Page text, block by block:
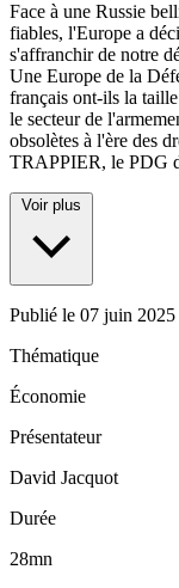
Face à une Russie
fiables, l'Europe a
s'affranchir de notre
Une Europe de la
français ont-ils la
le secteur de
obsolètes à l'ère des
TRAPPIER, le PDG
Voir plus
Publié le 07 juin 2025
Thématique
Économie
Présentateur
David Jacquot
Durée
28mn